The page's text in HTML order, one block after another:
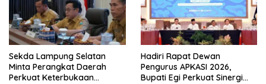
Sekda Lampung Selatan
Minta Perangkat Daerah
Perkuat Keterbukaan
Hadiri Rapat Dewan
Pengurus APKASI 2026,
Bupati Egi Perkuat Sinergi